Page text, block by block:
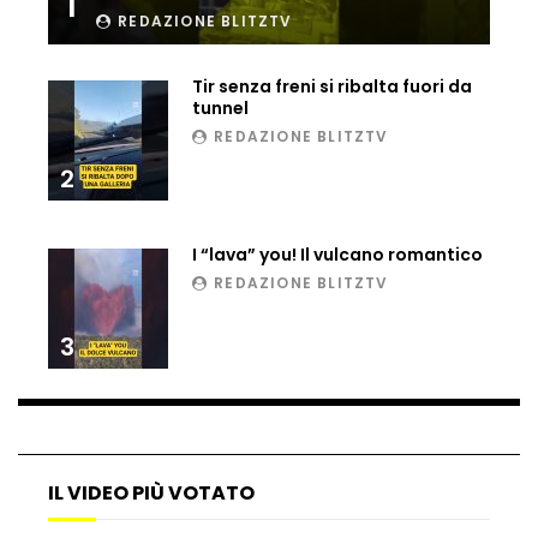
Ucraina, ecco come gli F16 intercettano
i droni russi
Tir bloccato sul passaggio a livello:
treno lo distrugge
Parco divertimenti, attrazione cede
all’improvviso
tragedia a Petén
REDAZIONE BLITZTV
2
Tir senza freni si ribalta fuori da
tunnel
REDAZIONE BLITZTV
3
I “lava” you! Il vulcano romantico
REDAZIONE BLITZTV
IL VIDEO PIÙ VOTATO